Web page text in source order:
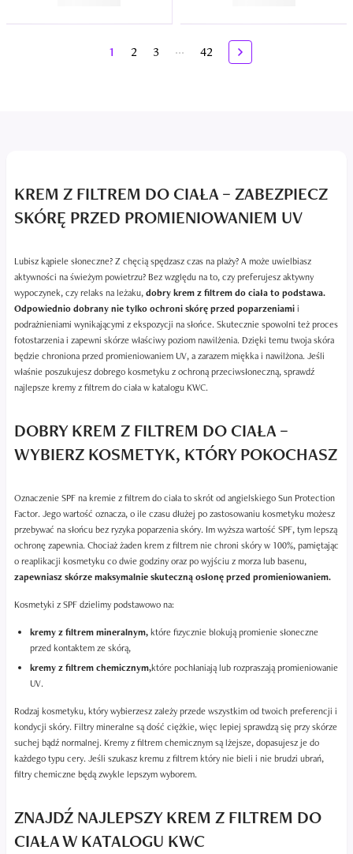
1 2 3 ... 42
KREM Z FILTREM DO CIAŁA – ZABEZPIECZ
SKÓRĘ PRZED PROMIENIOWANIEM UV
Lubisz kąpiele słoneczne? Z chęcią spędzasz czas na plaży? A może uwielbiasz
aktywności na świeżym powietrzu? Bez względu na to, czy preferujesz aktywny
wypoczynek, czy relaks na leżaku,dobry krem z filtrem do ciała to podstawa.
Odpowiednio dobrany nie tylko ochroni skórę przed poparzeniamii
podrażnieniami wynikającymi z ekspozycji na słońce. Skutecznie spowolni też proces
fotostarzenia i zapewni skórze właściwy poziom nawilżenia. Dzięki temu twoja skóra
będzie chroniona przed promieniowaniem UV, a zarazem miękka i nawilżona. Jeśli
właśnie poszukujesz dobrego kosmetyku z ochroną przeciwsłoneczną, sprawdź
najlepsze kremy z filtrem do ciała w katalogu KWC.
DOBRY KREM Z FILTREM DO CIAŁA –
WYBIERZ KOSMETYK, KTÓRY POKOCHASZ
Oznaczenie SPF na kremie z filtrem do ciała to skrót od angielskiego Sun Protection
Factor. Jego wartość oznacza, o ile czasu dłużej po zastosowaniu kosmetyku możesz
przebywać na słońcu bez ryzyka poparzenia skóry. Im wyższa wartość SPF, tym lepszą
ochronę zapewnia. Chociaż żaden krem z filtrem nie chroni skóry w 100%, pamiętając
o reaplikacji kosmetyku co dwie godziny oraz po wyjściu z morza lub basenu,
zapewniasz skórze maksymalnie skuteczną osłonę przed promieniowaniem.
Kosmetyki z SPF dzielimy podstawowo na:
kremy z filtrem mineralnym,które fizycznie blokują promienie słoneczne
przed kontaktem ze skórą,
kremy z filtrem chemicznym,które pochłaniają lub rozpraszają promieniowanie
UV.
Rodzaj kosmetyku, który wybierzesz zależy przede wszystkim od twoich preferencji i
kondycji skóry. Filtry mineralne są dość ciężkie, więc lepiej sprawdzą się przy skórze
suchej bądź normalnej. Kremy z filtrem chemicznym są lżejsze, dopasujesz je do
każdego typu cery. Jeśli szukasz kremu z filtrem który nie bieli i nie brudzi ubrań,
filtry chemiczne będą zwykle lepszym wyborem.
ZNAJDŹ NAJLEPSZY KREM Z FILTREM DO
CIAŁA W KATALOGU KWC